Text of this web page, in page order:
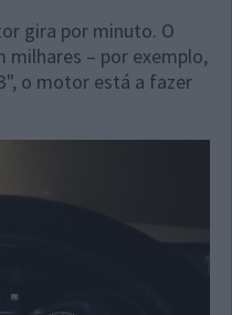
gira por minuto. O
milhares – por exemplo,
o motor está a fazer